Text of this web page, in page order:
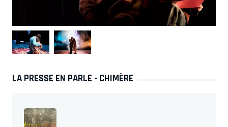
LA PRESSE EN PARLE - CHIMÈRE